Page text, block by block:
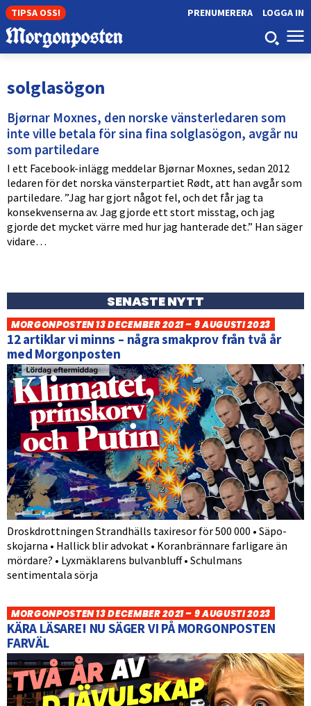
TIPSA OSS! LOGGA IN
PRENUMERERA
solglasögon
Bjørnar Moxnes, den norske vänsterledaren som
inte ville betala för sina fina solglasögon, avgår nu
som partiledare
I ett Facebook-inlägg meddelar Bjørnar Moxnes, sedan 2012
ledaren för det norska vänsterpartiet Rødt, att han avgår som
partiledare. ”Jag har gjort något fel, och det får jag ta
konsekvenserna av. Jag gjorde ett stort misstag, och jag
gjorde det mycket värre med hur jag hanterade det.” Han säger
vidare…
SENASTE NYTT
MORGONPOSTEN 13 DECEMBER 2021 – 9 AUGUSTI 2023
12 artiklar vi minns – några smakprov från två år
med Morgonposten
Droskdrottningen Strandhälls taxiresor för 500 000 • Säpo-
skojarna • Hallick blir advokat • Koranbrännare farligare än
mördare? • Lyxmäklarens bulvanbluff • Schulmans
sentimentala sörja
MORGONPOSTEN 13 DECEMBER 2021 – 9 AUGUSTI 2023
KÄRA LÄSARE! NU SÄGER VI PÅ MORGONPOSTEN
FARVÄL